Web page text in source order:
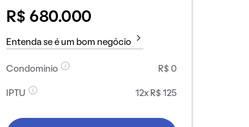
R$ 680.000
Entenda se é um bom negócio
Condomínio R$ 0
IPTU 12x R$ 125